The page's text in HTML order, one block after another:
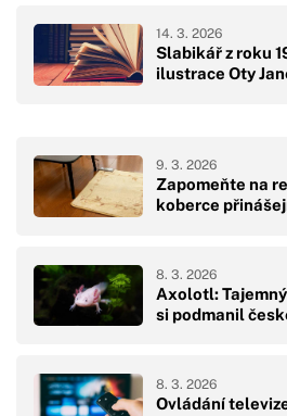
Slabikář z roku
ilustrace Oty
14. 3. 2026
Zapomeňte na
koberce
9. 3. 2026
Axolotl:
si podmanil
8. 3. 2026
Ovládání
8. 3. 2026